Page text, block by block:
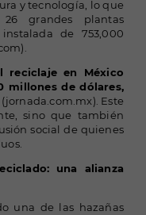
y tecnología, lo que
grandes plantas
de 753,000
).
reciclaje en México
millones de dólares,
(jornada.com.mx). Este
sino que también
social de quienes
una alianza
una de las hazañas